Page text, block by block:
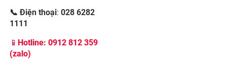
📞 Điện thoại: 028 6282
1111
📱 Hotline: 0912 812 359
(zalo)